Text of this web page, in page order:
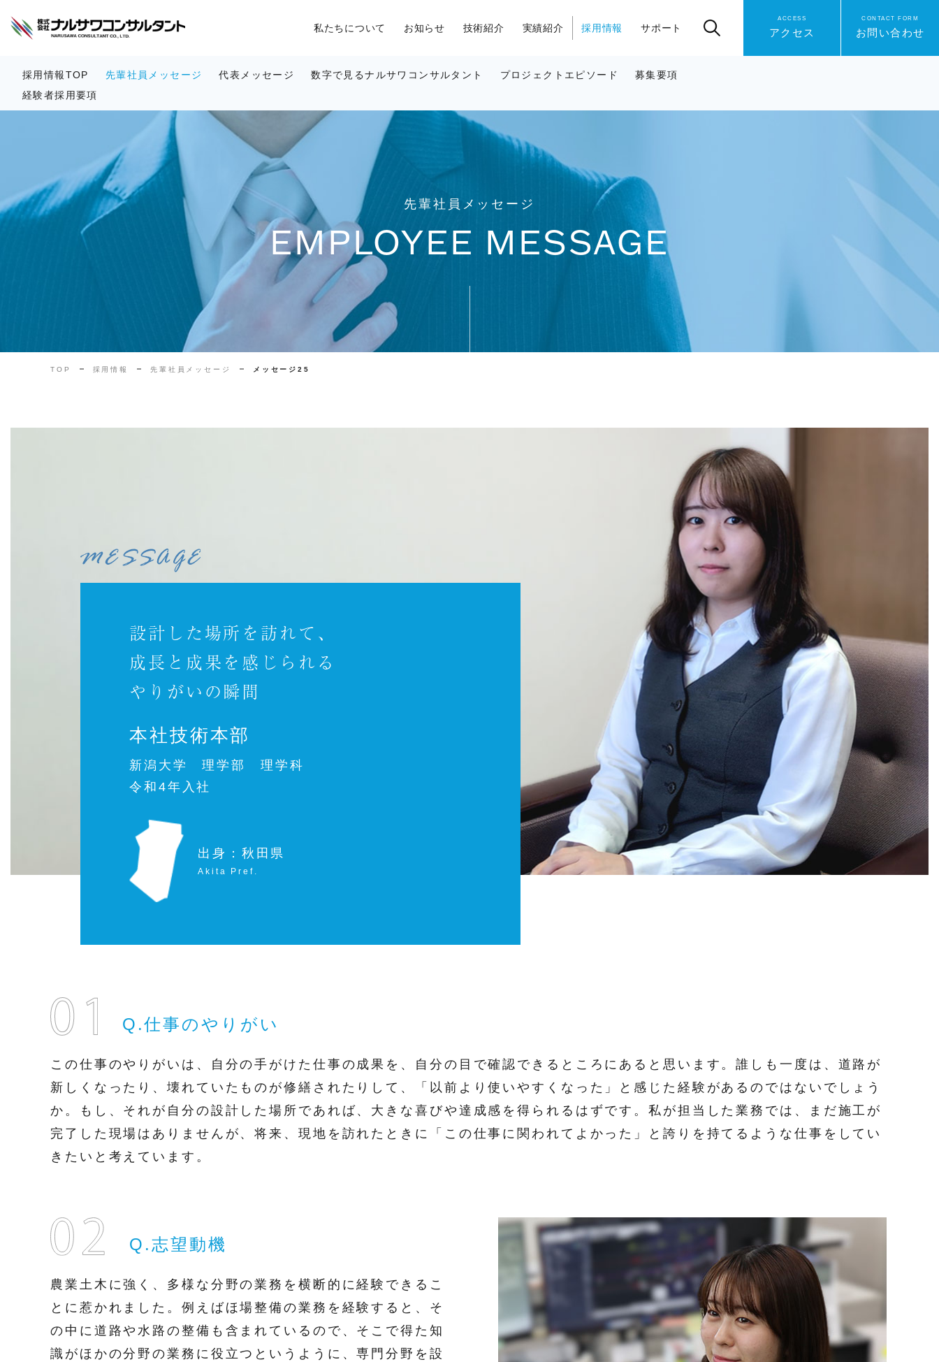
私たちについて お知らせ 技術紹介 実績紹介 採用情報
採用情報TOP 先輩社員メッセージ 代表メッセージ 数字で見るナルサワコンサルタント プロジェクトエピソード
募集要項
経験者採用要項
サポート
ACCESS
アクセス
CONTACT FORM
お問い合わせ
先輩社員メッセージ
EMPLOYEE MESSAGE
TOP 採用情報 先輩社員メッセージ メッセージ25
設計した場所を訪れて、
成長と成果を感じられる
やりがいの瞬間
本社技術本部
新潟大学 理学部 理学科
令和4年入社
出身：秋田県
Akita Pref.
Q.仕事のやりがい
この仕事のやりがいは、自分の手がけた仕事の成果を、自分の目で確認できるところにあると思います。誰しも一度は、道路が
新しくなったり、壊れていたものが修繕されたりして、「以前より使いやすくなった」と感じた経験があるのではないでしょう
か。もし、それが自分の設計した場所であれば、大きな喜びや達成感を得られるはずです。私が担当した業務では、まだ施工が
完了した現場はありませんが、将来、現地を訪れたときに「この仕事に関われてよかった」と誇りを持てるような仕事をしてい
きたいと考えています。
Q.志望動機
農業土木に強く、多様な分野の業務を横断的に経験できるこ
とに惹かれました。例えばほ場整備の業務を経験すると、そ
の中に道路や水路の整備も含まれているので、そこで得た知
識がほかの分野の業務に役立つというように、専門分野を設